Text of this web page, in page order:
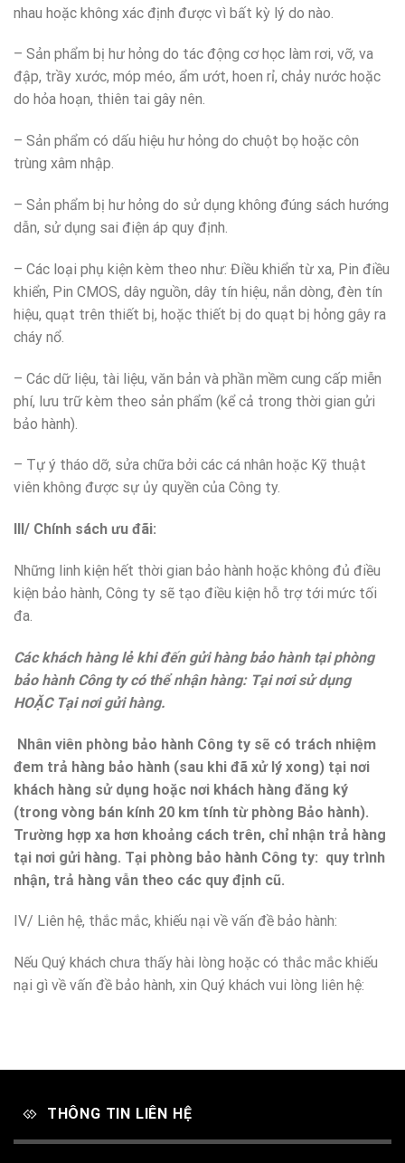
nhau hoặc không xác định được vì bất kỳ lý do nào.
– Sản phẩm bị hư hỏng do tác động cơ học làm rơi, vỡ, va
đập, trầy xước, móp méo, ẩm ướt, hoen rỉ, chảy nước hoặc
do hỏa hoạn, thiên tai gây nên.
– Sản phẩm có dấu hiệu hư hỏng do chuột bọ hoặc côn
trùng xâm nhập.
– Sản phẩm bị hư hỏng do sử dụng không đúng sách hướng
dẫn, sử dụng sai điện áp quy định.
– Các loại phụ kiện kèm theo như: Điều khiển từ xa, Pin điều
khiển, Pin CMOS, dây nguồn, dây tín hiệu, nắn dòng, đèn tín
hiệu, quạt trên thiết bị, hoặc thiết bị do quạt bị hỏng gây ra
cháy nổ.
– Các dữ liệu, tài liệu, văn bản và phần mềm cung cấp miễn
phí, lưu trữ kèm theo sản phẩm (kể cả trong thời gian gửi
bảo hành).
– Tự ý tháo dỡ, sửa chữa bởi các cá nhân hoặc Kỹ thuật
viên không được sự ủy quyền của Công ty.
III/ Chính sách ưu đãi:
Những linh kiện hết thời gian bảo hành hoặc không đủ điều
kiện bảo hành, Công ty sẽ tạo điều kiện hỗ trợ tới mức tối
đa.
Các khách hàng lẻ khi đến gửi hàng bảo hành tại phòng
bảo hành Công ty có thể nhận hàng: Tại nơi sử dụng
HOẶC Tại nơi gửi hàng.
Nhân viên phòng bảo hành Công ty sẽ có trách nhiệm
đem trả hàng bảo hành (sau khi đã xử lý xong) tại nơi
khách hàng sử dụng hoặc nơi khách hàng đăng ký
(trong vòng bán kính 20 km tính từ phòng Bảo hành).
Trường hợp xa hơn khoảng cách trên, chỉ nhận trả hàng
tại nơi gửi hàng. Tại phòng bảo hành Công ty: quy trình
nhận, trả hàng vẫn theo các quy định cũ.
IV/ Liên hệ, thắc mắc, khiếu nại về vấn đề bảo hành:
Nếu Quý khách chưa thấy hài lòng hoặc có thắc mắc khiếu
nại gì về vấn đề bảo hành, xin Quý khách vui lòng liên hệ:
THÔNG TIN LIÊN HỆ